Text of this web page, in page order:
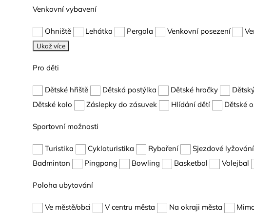
Venkovní vybavení
Ohniště Lehátka Pergola Venkovní posezení
Ukaž více
Pro děti
Dětské hřiště Dětská postýlka Dětské hračky
Dětské kolo
Záslepky do zásuvek Hlídání dětí Dětské
Sportovní možnosti
Turistika Cykloturistika Rybaření Sjezdové lyžování
Badminton
Pingpong Bowling Basketbal Volejbal
Poloha ubytování
Ve městě/obci V centru města Na okraji města